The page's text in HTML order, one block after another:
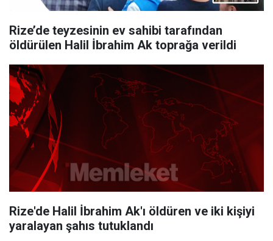
Rize’de teyzesinin ev sahibi tarafından
öldürülen Halil İbrahim Ak toprağa verildi
Rize'de Halil İbrahim Ak'ı öldüren ve iki kişiyi
yaralayan şahıs tutuklandı